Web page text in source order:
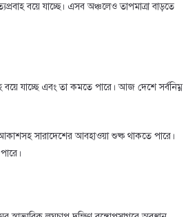
বয়ে যাচ্ছে। এসব অঞ্চলেও তাপমাত্রা বাড়তে
বয়ে যাচ্ছে এবং তা কমতে পারে। আজ দেশে সর্বনিম্ন
সারাদেশের আবহাওয়া শুষ্ক থাকতে পারে।